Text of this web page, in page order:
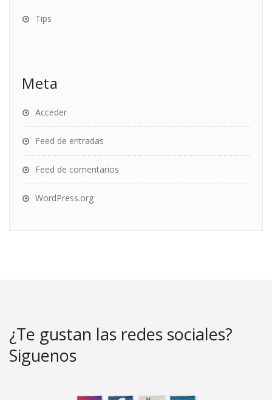
Tips
Meta
Acceder
Feed de entradas
Feed de comentarios
WordPress.org
¿Te gustan las redes sociales?
Siguenos